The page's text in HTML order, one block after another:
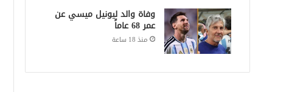
وفاة والد ليونيل ميسي عن
عمر 68 عاماً
منذ 18 ساعة